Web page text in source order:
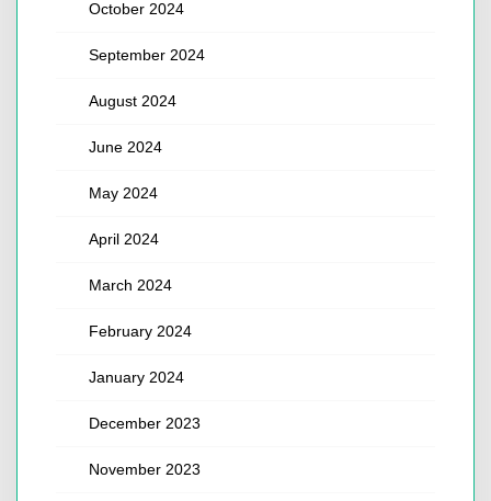
October 2024
September 2024
August 2024
June 2024
May 2024
April 2024
March 2024
February 2024
January 2024
December 2023
November 2023